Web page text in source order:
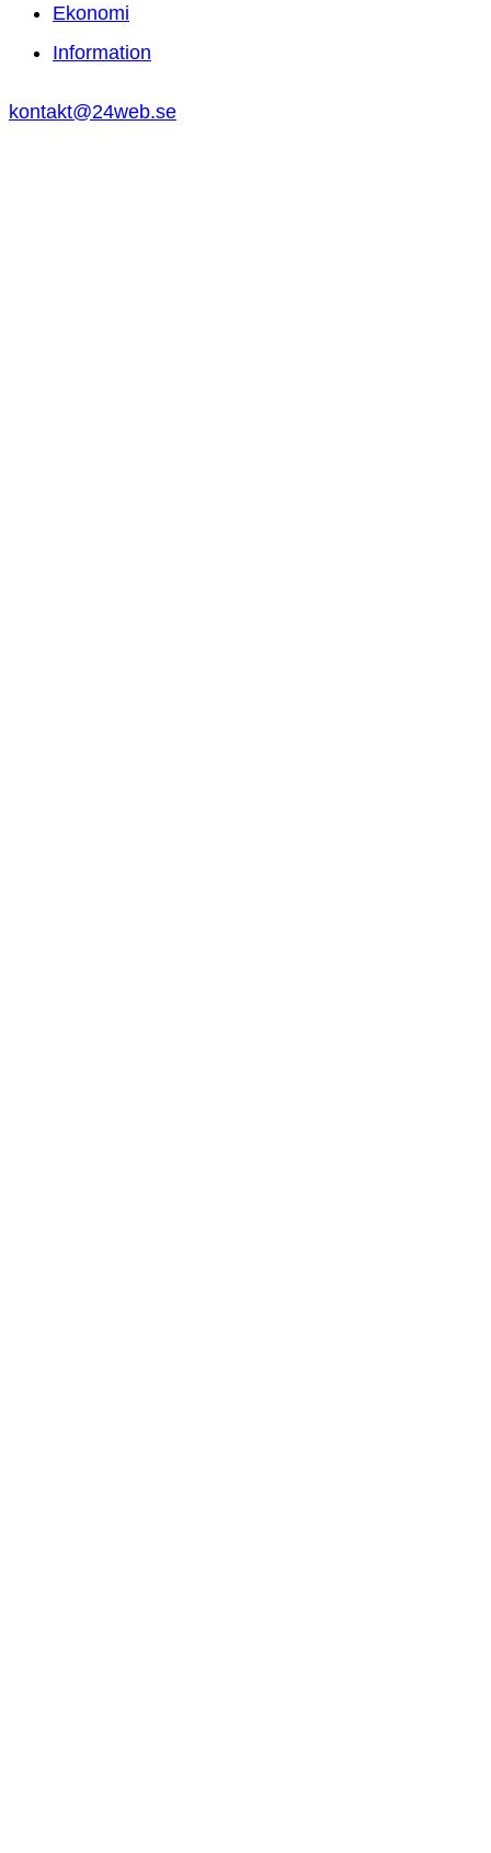
Ekonomi
Information
kontakt@24web.se